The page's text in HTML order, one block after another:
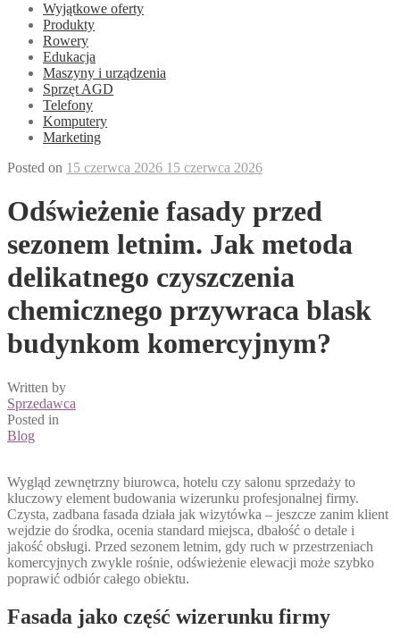
Wyjątkowe oferty
Produkty
Rowery
Edukacja
Maszyny i urządzenia
Sprzęt AGD
Telefony
Komputery
Marketing
Posted on 15 czerwca 2026 15 czerwca 2026
Odświeżenie fasady przed
sezonem letnim. Jak metoda
delikatnego czyszczenia
chemicznego przywraca blask
budynkom komercyjnym?
Written by
Sprzedawca
Posted in
Blog
Wygląd zewnętrzny biurowca, hotelu czy salonu sprzedaży to
kluczowy element budowania wizerunku profesjonalnej firmy.
Czysta, zadbana fasada działa jak wizytówka – jeszcze zanim klient
wejdzie do środka, ocenia standard miejsca, dbałość o detale i
jakość obsługi. Przed sezonem letnim, gdy ruch w przestrzeniach
komercyjnych zwykle rośnie, odświeżenie elewacji może szybko
poprawić odbiór całego obiektu.
Fasada jako część wizerunku firmy